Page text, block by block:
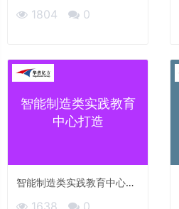
体”网安课程体系建设
1804 0
智能制造类实践教育
中心打造
智能制造类实践教育中心打
1638 0